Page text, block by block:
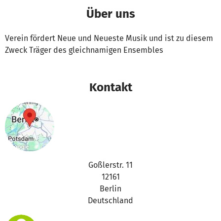
Über uns
Verein fördert Neue und Neueste Musik und ist zu diesem
Zweck Träger des gleichnamigen Ensembles
Kontakt
Goßlerstr. 11
12161
Berlin
Deutschland